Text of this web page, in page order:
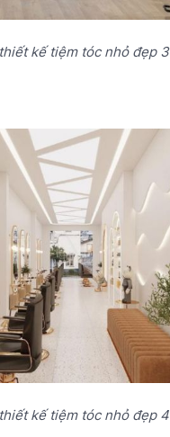
kế tiệm tóc nhỏ đẹp 3
kế tiệm tóc nhỏ đẹp 4